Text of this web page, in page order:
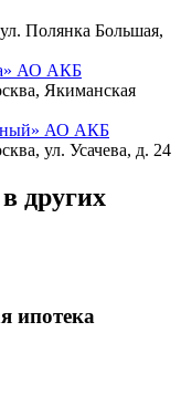
Полянка Большая,
АО АКБ
Якиманская
АО АКБ
ул. Усачева, д. 24
других
ипотека